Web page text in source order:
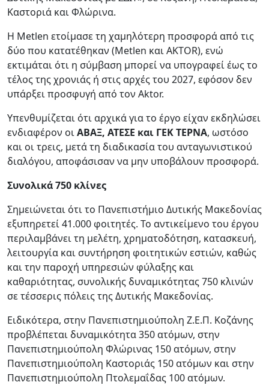
Καστοριά και Φλώρινα.
Η Metlen ετοίμασε τη χαμηλότερη προσφορά από τις
δύο που κατατέθηκαν (Metlen και AKTOR), ενώ
εκτιμάται ότι η σύμβαση μπορεί να υπογραφεί έως το
τέλος της χρονιάς ή στις αρχές του 2027, εφόσον δεν
υπάρξει προσφυγή από τον Aktor.
Υπενθυμίζεται ότι αρχικά για το έργο είχαν εκδηλώσει
ενδιαφέρον οιABAΞ, ΑΤΕΣΕ και ΓΕΚ ΤΕΡΝΑ, ωστόσο
και οι τρεις, μετά τη διαδικασία του ανταγωνιστικού
διαλόγου, αποφάσισαν να μην υποβάλουν προσφορά.
Συνολικά 750 κλίνες
Σημειώνεται ότι το Πανεπιστήμιο Δυτικής Μακεδονίας
εξυπηρετεί 41.000 φοιτητές. Το αντικείμενο του έργου
περιλαμβάνει τη μελέτη, χρηματοδότηση, κατασκευή,
λειτουργία και συντήρηση φοιτητικών εστιών, καθώς
και την παροχή υπηρεσιών φύλαξης και
καθαριότητας, συνολικής δυναμικότητας 750 κλινών
σε τέσσερις πόλεις της Δυτικής Μακεδονίας.
Ειδικότερα, στην Πανεπιστημιούπολη Ζ.Ε.Π. Κοζάνης
προβλέπεται δυναμικότητα 350 ατόμων, στην
Πανεπιστημιούπολη Φλώρινας 150 ατόμων, στην
Πανεπιστημιούπολη Καστοριάς 150 ατόμων και στην
Πανεπιστημιούπολη Πτολεμαΐδας 100 ατόμων.